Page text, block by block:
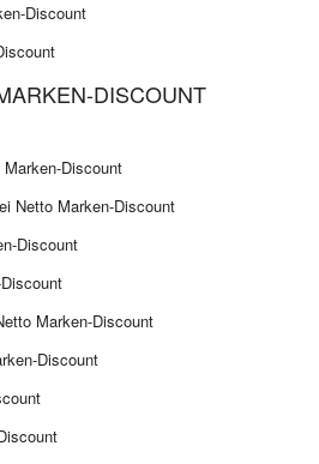
Discount
DISCOUNT
Discount
Netto Marken-Discount
Discount
Marken-Discount
Discount